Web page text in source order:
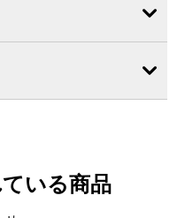
いる商品